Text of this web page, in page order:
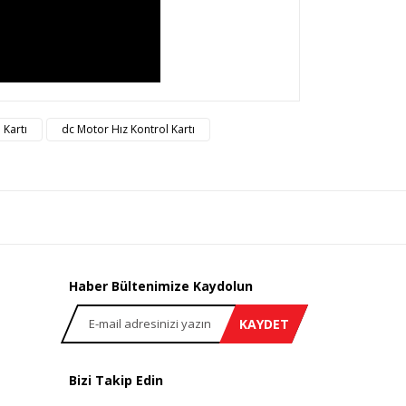
noktaları öneri formunu kullanarak
dc Motor Hız Kontrol Kartı
Haber Bültenimize Kaydolun
KAYDET
Bizi Takip Edin